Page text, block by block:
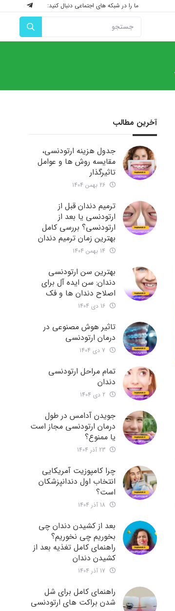
ما را در شبکه های اجتماعی دنبال کنید:
آخرین مطالب
جدول هزینه ارتودنسی،
مقایسه روش ها و عوامل
تاثیرگذار
ترمیم دندان قبل از
ارتودنسی یا بعد از
ارتودنسی؟ بررسی کامل
بهترین زمان ترمیم دندان
بهترین سن ارتودنسی
دندان: سن ایده آل برای
اصلاح دندان ها و فک
تاثیر هوش مصنوعی در
درمان ارتودنسی
تمام مراحل ارتودنسی
دندان
جویدن آدامس در طول
درمان ارتودنسی مجاز است
یا ممنوع؟
چرا کامپوزیت آمریکایی
انتخاب اول دندانپزشکان
است؟
بعد از کشیدن دندان چی
بخوریم چی نخوریم؟
راهنمای کامل تغذیه بعد از
کشیدن دندان
راهنمای کامل برای شل
شدن براکت های ارتودنسی